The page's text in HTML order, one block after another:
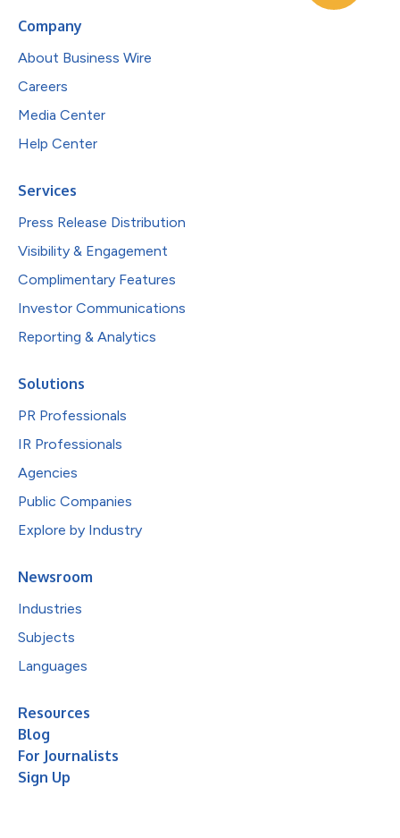
Company
About Business Wire
Careers
Media Center
Help Center
Services
Press Release Distribution
Visibility & Engagement
Complimentary Features
Investor Communications
Reporting & Analytics
Solutions
PR Professionals
IR Professionals
Agencies
Public Companies
Explore by Industry
Newsroom
Industries
Subjects
Languages
Resources
Blog
For Journalists
Sign Up